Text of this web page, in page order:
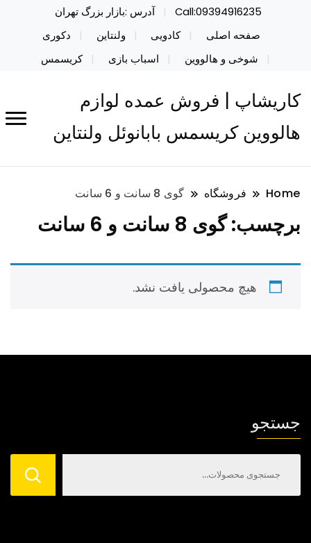
Call:09394916235
آدرس :بازار بزرگ تهران
صفحه اصلی
کادویی ولنتاین
دکوری
شوخی و هالووین
اسباب بازی کریسمس
کاریشاپ | فروش عمده لوازم
هالووین کریسمس بابانوئل ولنتاین
Home فروشگاه گوی 8 سانت و 6 سانت
برچسب:گوی 8 سانت و 6 سانت
هیچ محصولی یافت نشد.
جستجو